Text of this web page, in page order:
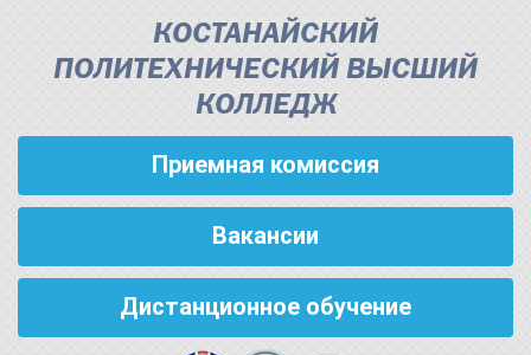
КОСТАНАЙСКИЙ
ПОЛИТЕХНИЧЕСКИЙ ВЫСШИЙ
КОЛЛЕДЖ
Приемная комиссия
Вакансии
Дистанционное обучение